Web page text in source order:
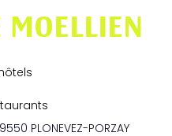
PLONEVEZ-PORZAY